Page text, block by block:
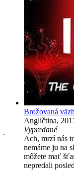
Brožovaná
Angličtina,
Vypredané
Ach, mrzí nás
nemáme ju na
môžete mať
nepredali